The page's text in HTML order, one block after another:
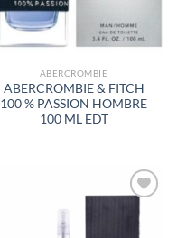
ABERCROMBIE
ABERCROMBIE & FITCH
100 % PASSION HOMBRE
100 ML EDT
AÑADIR